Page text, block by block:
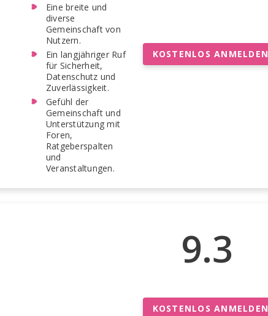
Eine breite und
diverse
Gemeinschaft von
Nutzern.
Ein langjähriger Ruf
für Sicherheit,
Datenschutz und
Zuverlässigkeit.
Gefühl der
Gemeinschaft und
Unterstützung mit
Foren,
Ratgeberspalten
und
Veranstaltungen.
KOSTENLOS ANMELDEN
9.3
KOSTENLOS ANMELDEN